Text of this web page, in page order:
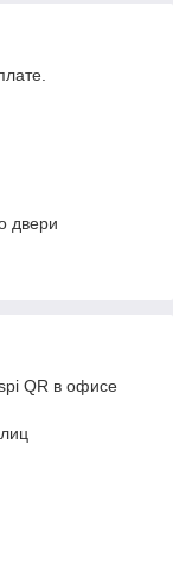
двери
QR в офисе